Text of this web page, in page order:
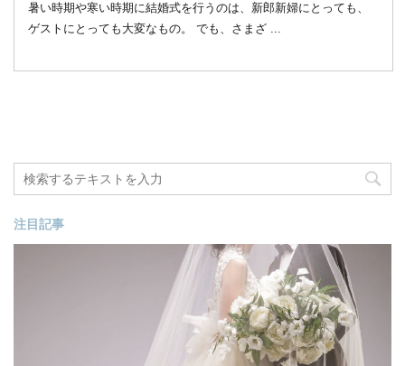
暑い時期や寒い時期に結婚式を行うのは、新郎新婦にとっても、
ゲストにとっても大変なもの。 でも、さまざ ...
注目記事